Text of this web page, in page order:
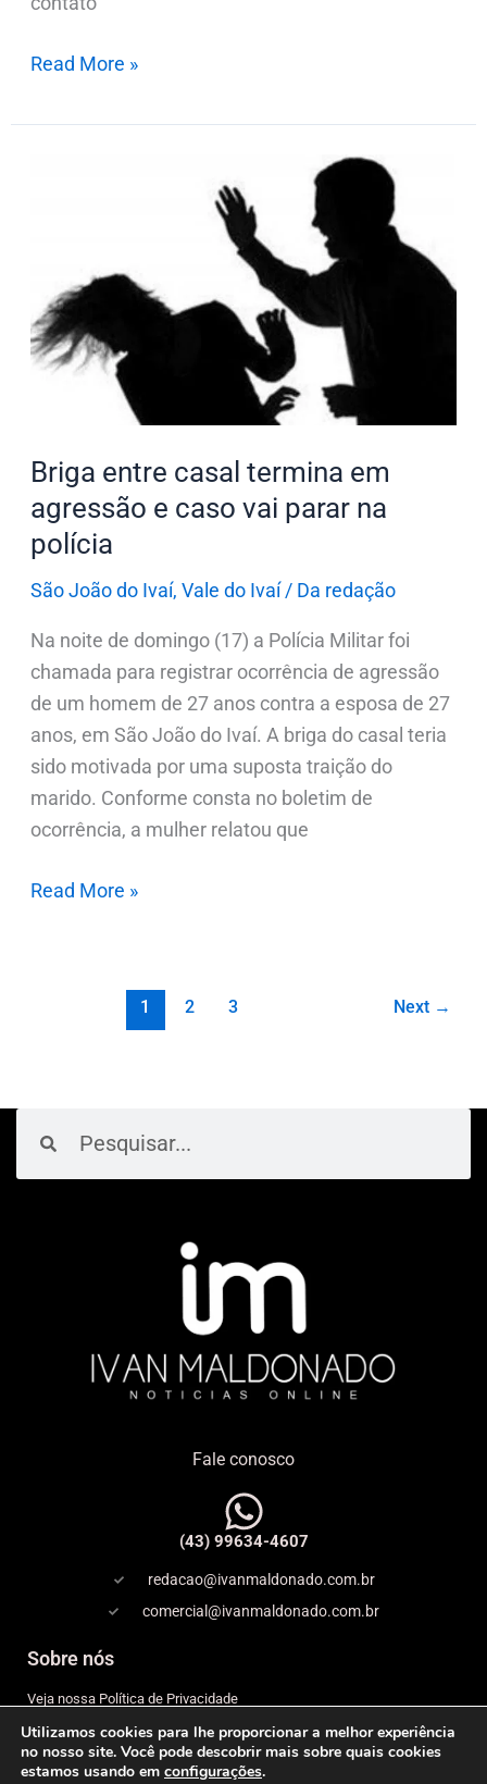
Read More »
Briga entre casal termina em
agressão e caso vai parar na
polícia
São João do Ivaí, Vale do Ivaí/ Da redação
Na noite de domingo (17) a Polícia Militar foi
chamada para registrar ocorrência de agressão
de um homem de 27 anos contra a esposa de 27
anos, em São João do Ivaí. A briga do casal teria
sido motivada por uma suposta traição do
marido. Conforme consta no boletim de
ocorrência, a mulher relatou que
em
agressão
e
na
polícia
Read More »
1 2 3 Next →
Fale conosco
(43) 99634-4607
redacao@ivanmaldonado.com.br
comercial@ivanmaldonado.com.br
Sobre nós
Veja nossa Política de Privacidade
Copyright
Expediente
Utilizamos cookies para lhe proporcionar a melhor experiência
no nosso site. Você pode descobrir mais sobre quais cookies
estamos usando em configurações.